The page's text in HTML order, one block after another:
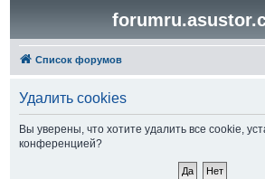
Список форумов
Удалить cookies
Вы уверены, что хотите удалить все cookie,
конференцией?